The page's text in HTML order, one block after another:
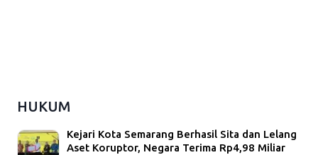
HUKUM
Kejari Kota Semarang Berhasil Sita dan Lelang
Aset Koruptor, Negara Terima Rp4,98 Miliar